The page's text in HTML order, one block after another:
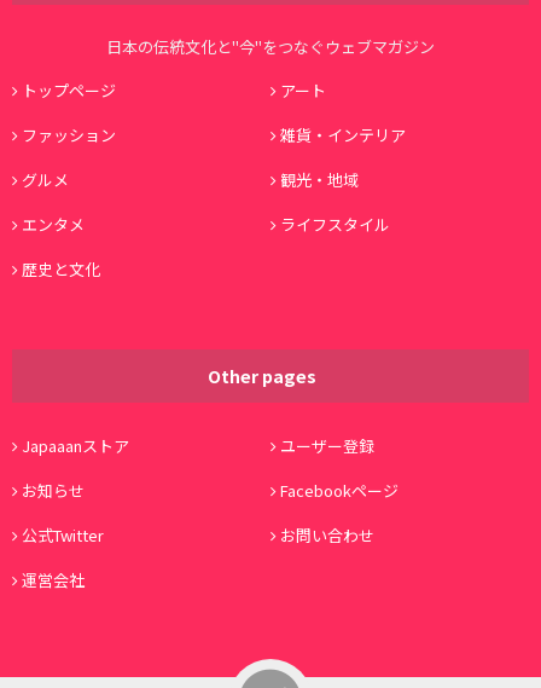
日本の伝統文化と"今"をつなぐウェブマガジン
トップページ
アート
ファッション
雑貨・インテリア
グルメ
観光・地域
エンタメ
ライフスタイル
歴史と文化
Other pages
Japaaanストア
ユーザー登録
お知らせ
Facebookページ
公式Twitter
お問い合わせ
運営会社